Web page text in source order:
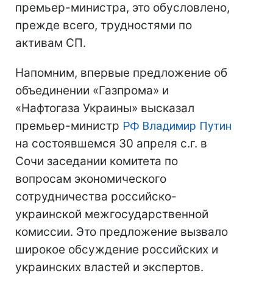
премьер-министра, это обусловлено,
прежде всего, трудностями по
активам СП.
Напомним, впервые предложение об
объединении «Газпрома» и
«Нафтогаза Украины» высказал
премьер-министр РФ Владимир Путин
на состоявшемся 30 апреля с.г. в
Сочи заседании комитета по
вопросам экономического
сотрудничества российско-
украинской межгосударственной
комиссии. Это предложение вызвало
широкое обсуждение российских и
украинских властей и экспертов.